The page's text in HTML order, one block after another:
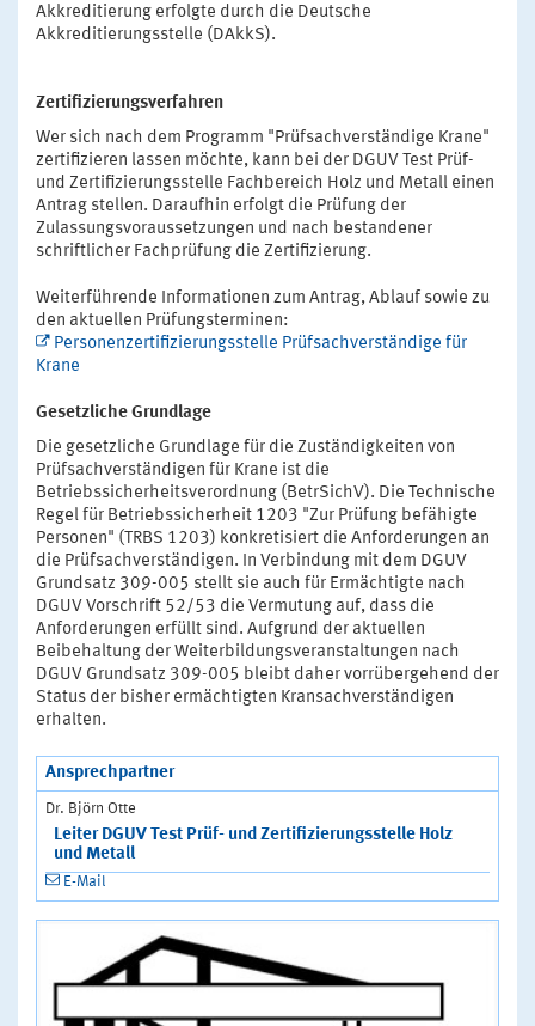
Akkreditierung erfolgte durch die Deutsche
Akkreditierungsstelle (DAkkS).
Zertifizierungsverfahren
Wer sich nach dem Programm "Prüfsachverständige Krane"
zertifizieren lassen möchte, kann bei der DGUV Test Prüf-
und Zertifizierungsstelle Fachbereich Holz und Metall einen
Antrag stellen. Daraufhin erfolgt die Prüfung der
Zulassungsvoraussetzungen und nach bestandener
schriftlicher Fachprüfung die Zertifizierung.
Weiterführende Informationen zum Antrag, Ablauf sowie zu
den aktuellen Prüfungsterminen:
Personenzertifizierungsstelle Prüfsachverständige für
Krane
Gesetzliche Grundlage
Die gesetzliche Grundlage für die Zuständigkeiten von
Prüfsachverständigen für Krane ist die
Betriebssicherheitsverordnung (BetrSichV). Die Technische
Regel für Betriebssicherheit 1203 "Zur Prüfung befähigte
Personen" (TRBS 1203) konkretisiert die Anforderungen an
die Prüfsachverständigen. In Verbindung mit dem DGUV
Grundsatz 309-005 stellt sie auch für Ermächtigte nach
DGUV Vorschrift 52/53 die Vermutung auf, dass die
Anforderungen erfüllt sind. Aufgrund der aktuellen
Beibehaltung der Weiterbildungsveranstaltungen nach
DGUV Grundsatz 309-005 bleibt daher vorrübergehend der
Status der bisher ermächtigten Kransachverständigen
erhalten.
Ansprechpartner
Dr. Björn Otte
Leiter DGUV Test Prüf- und Zertifizierungsstelle Holz
und Metall
E-Mail